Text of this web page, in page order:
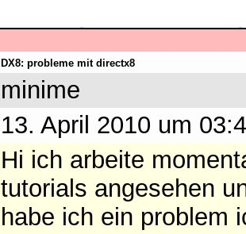
DX8: probleme mit directx8
minime
13. April 2010 um
Hi ich arbeite
tutorials angesehen
habe ich ein problem